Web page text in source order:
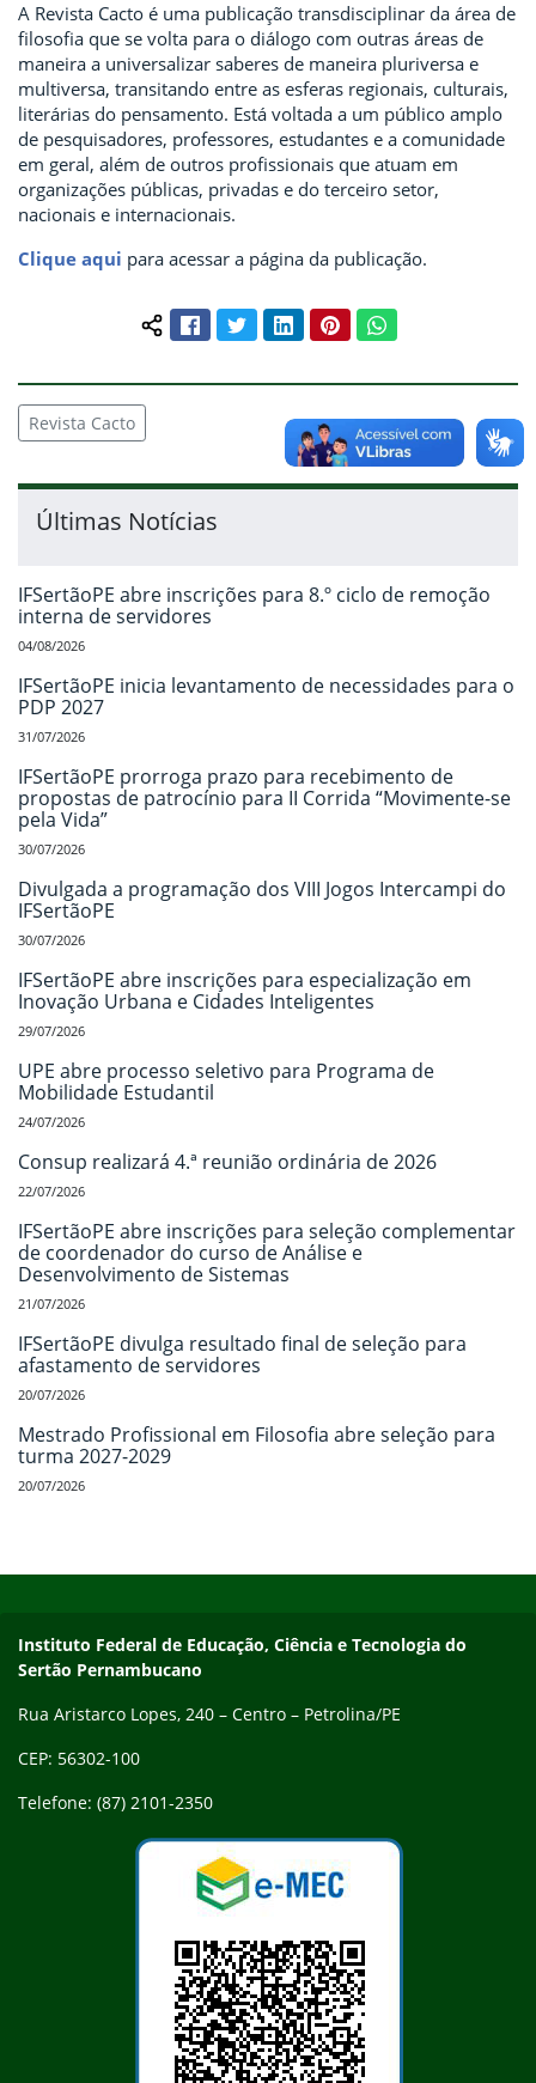
A Revista Cacto é uma publicação transdisciplinar da área de
filosofia que se volta para o diálogo com outras áreas de
maneira a universalizar saberes de maneira pluriversa e
multiversa, transitando entre as esferas regionais, culturais,
literárias do pensamento. Está voltada a um público amplo
de pesquisadores, professores, estudantes e a comunidade
em geral, além de outros profissionais que atuam em
organizações públicas, privadas e do terceiro setor,
nacionais e internacionais.
Clique aqui para acessar a página da publicação.
Compartilhar conteúdo:
FacebookTwitterLinkedInPinterestWhatsApp
Revista Cacto
Últimas Notícias
IFSertãoPE abre inscrições para 8.º ciclo de remoção
interna de servidores
04/08/2026
IFSertãoPE inicia levantamento de necessidades para o
PDP 2027
31/07/2026
IFSertãoPE prorroga prazo para recebimento de
propostas de patrocínio para II Corrida “Movimente-se
pela Vida”
30/07/2026
Divulgada a programação dos VIII Jogos Intercampi do
IFSertãoPE
30/07/2026
IFSertãoPE abre inscrições para especialização em
Inovação Urbana e Cidades Inteligentes
29/07/2026
UPE abre processo seletivo para Programa de
Mobilidade Estudantil
24/07/2026
Consup realizará 4.ª reunião ordinária de 2026
22/07/2026
IFSertãoPE abre inscrições para seleção complementar
de coordenador do curso de Análise e
Desenvolvimento de Sistemas
21/07/2026
IFSertãoPE divulga resultado final de seleção para
afastamento de servidores
20/07/2026
Mestrado Profissional em Filosofia abre seleção para
turma 2027-2029
20/07/2026
Endereço
Instituto Federal de Educação, Ciência e Tecnologia do
Sertão Pernambucano
Rua Aristarco Lopes, 240 – Centro – Petrolina/PE
CEP: 56302-100
Telefone: (87) 2101-2350